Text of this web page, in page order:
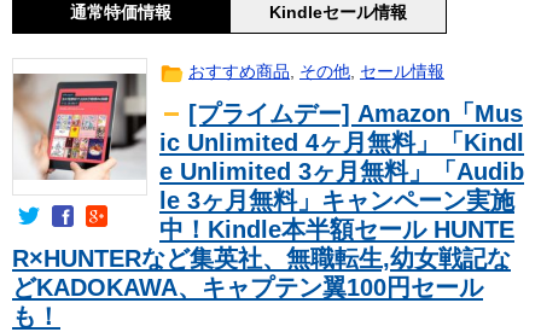
通常特価情報 Kindleセール情報
おすすめ商品, その他, セール情報
[プライムデー] Amazon「Mus
ic Unlimited 4ヶ月無料」「Kindl
e Unlimited 3ヶ月無料」「Audib
le 3ヶ月無料」キャンペーン実施
中！Kindle本半額セール HUNTE
R×HUNTERなど集英社、無職転生,幼女戦記な
どKADOKAWA、キャプテン翼100円セール
も！